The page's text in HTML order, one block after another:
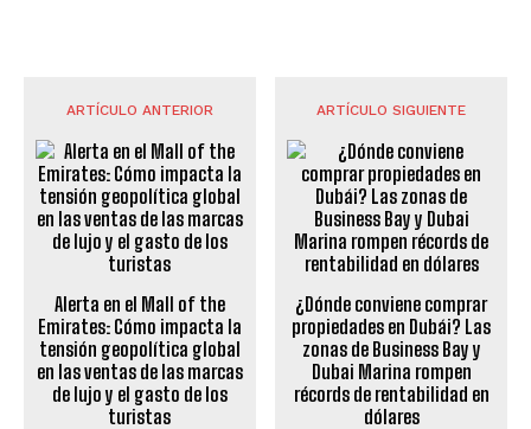
ARTÍCULO ANTERIOR
Alerta en el Mall of the
Emirates: Cómo impacta la
tensión geopolítica global
en las ventas de las marcas
de lujo y el gasto de los
turistas
ARTÍCULO SIGUIENTE
¿Dónde conviene comprar
propiedades en Dubái? Las
zonas de Business Bay y
Dubai Marina rompen
récords de rentabilidad en
dólares